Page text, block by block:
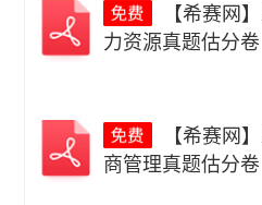
力资源真题估分
商管理真题估分